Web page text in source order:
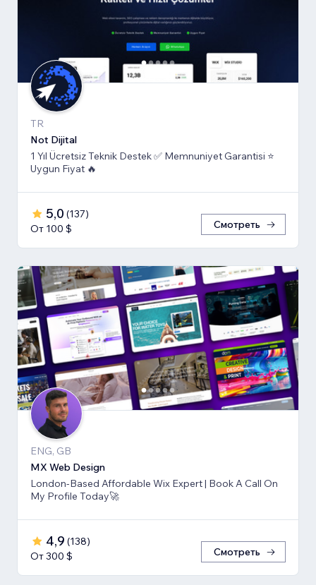
TR
Not Dijital
1 Yıl Ücretsiz Teknik Destek ✅ Memnuniyet Garantisi ⭐
Uygun Fiyat 🔥
5,0 (137)
От 100 $
Смотреть
ENG, GB
MX Web Design
London-Based Affordable Wix Expert | Book A Call On
My Profile Today🚀
4,9 (138)
От 300 $
Смотреть